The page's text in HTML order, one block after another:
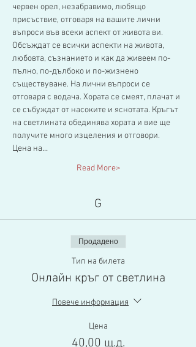
червен орел, незабравимо, любящо
присъствие, отговаря на вашите лични
въпроси във всеки аспект от живота ви.
Обсъждат се всички аспекти на живота,
любовта, съзнанието и как да живеем по-
пълно, по-дълбоко и по-жизнено
съществуване. На лични въпроси се
отговаря с водача. Хората се смеят, плачат и
се събуждат от насоките и яснотата. Кръгът
на светлината обединява хората и вие ще
получите много изцеления и отговори.
Цена на…
Read More>
G
Продадено
Тип на билета
Онлайн кръг от светлина
Повече информация
Цена
40,00 щ.д.